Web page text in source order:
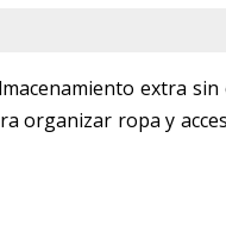
extra
organizar ropa y